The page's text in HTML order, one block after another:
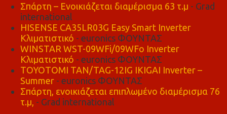
Σπάρτη – Ενοικιάζεται διαμέρισμα 63 τ.μ - Grad
international
HISENSE CA35LR03G Easy Smart Inverter
Κλιματιστικό - euronics ΦΟΥΝΤΑΣ
WINSTAR WST-09WFi/09WFo Inverter
Κλιματιστικό - euronics ΦΟΥΝΤΑΣ
TOYOTOMI TAN/TAG-12IG IKIGAI Inverter –
Summer - euronics ΦΟΥΝΤΑΣ
Σπάρτη, ενοικιάζεται επιπλωμένο διαμέρισμα 76
τ.μ, - Grad international